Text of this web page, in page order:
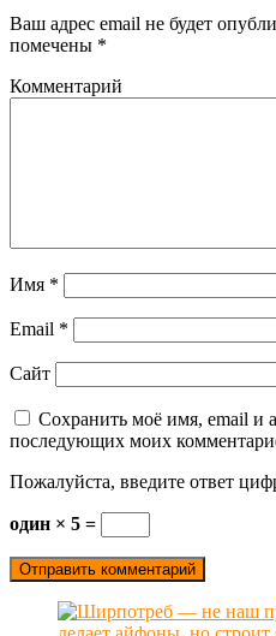
Ваш адрес email не будет
помечены *
Комментарий
Имя *
Email *
Сайт
Сохранить моё имя, email и
последующих моих
Пожалуйста, введите ответ
один × 5 =